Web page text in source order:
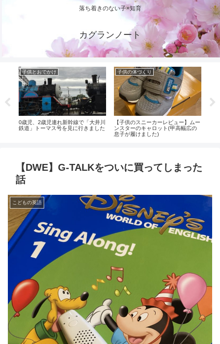
落ち着きのない子×知育
カグランノート
子供とおでかけ
0歳児、2歳児連れ新幹線で「大井川
鉄道」トーマス号を見に行きました
子供の体づくり
【子供のスニーカーレビュー】ムー
ンスターのキャロット(甲高幅広の
息子が履けました)
【DWE】G-TALKをついに買ってしまった
話
こどもの英語